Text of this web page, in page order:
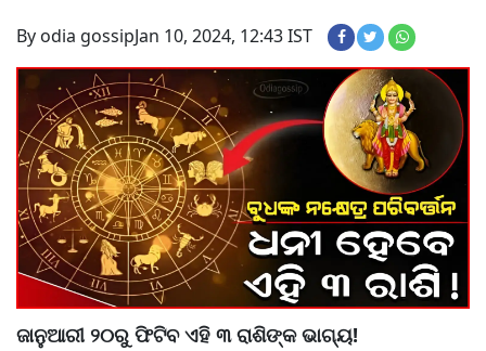
By odia gossipJan 10, 2024, 12:43 IST
ଜାନୁଆରୀ ୨୦ରୁ ଫିଟିବ ଏହି ୩ ରାଶିଙ୍କ ଭାଗ୍ୟ!